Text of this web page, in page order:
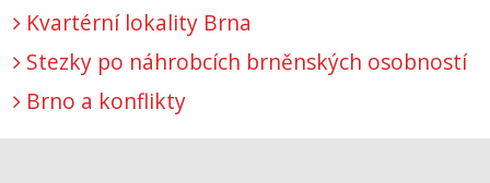
Kvartérní lokality Brna
Stezky po náhrobcích brněnských osobností
Brno a konflikty